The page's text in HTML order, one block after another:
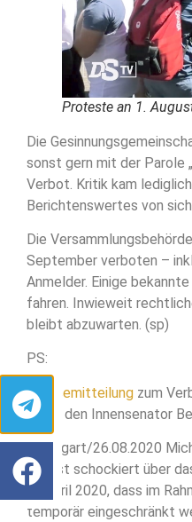
Proteste an 1.
Die
sonst gern mit der Parole
Verbot. Kritik kam
Berichtenswertes von
Die
September verboten –
Anmelder. Einige
fahren. Inwieweit
bleibt abzuwarten. (sp)
PS:
Pressemitteilung zum
durch den Innensenator
Stuttgart/26.08.2020
711 ist schockiert über
im April 2020, dass im
temporär eingeschränkt